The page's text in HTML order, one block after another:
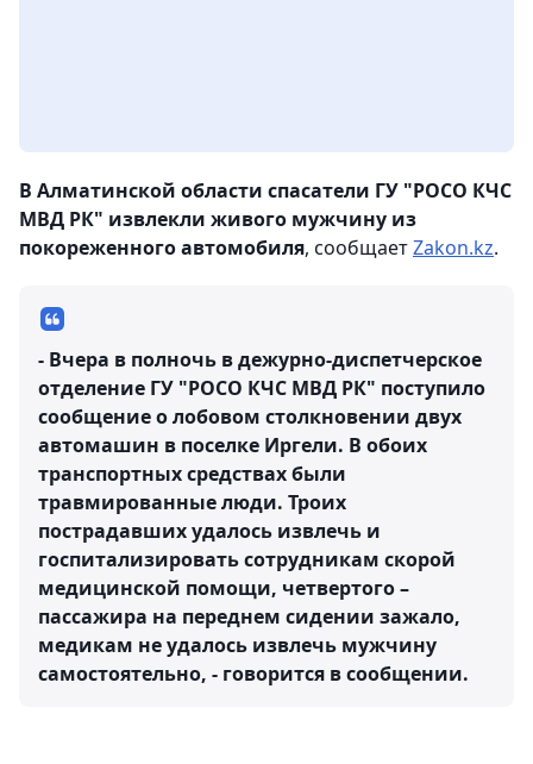
В Алматинской области спасатели ГУ "РОСО КЧС
МВД РК" извлекли живого мужчину из
покореженного автомобиля, сообщаетZakon.kz.
- Вчера в полночь в дежурно-диспетчерское
отделение ГУ "РОСО КЧС МВД РК" поступило
сообщение о лобовом столкновении двух
автомашин в поселке Иргели. В обоих
транспортных средствах были
травмированные люди. Троих
пострадавших удалось извлечь и
госпитализировать сотрудникам скорой
медицинской помощи, четвертого –
пассажира на переднем сидении зажало,
медикам не удалось извлечь мужчину
самостоятельно, - говорится в сообщении.